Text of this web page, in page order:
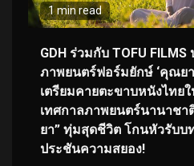
1 min read
GDH ร่วมกับ TOFU
ภาพยนตร์ฟอร์มยักษ์ ‘คุณยา
เตรียมคายตะขาบหนังไท
เทศกาลภาพยนตร์นานาชา
ยา” ทุ่มสุดชีวิต โกนหัวรับ
ประชันความสยอง!